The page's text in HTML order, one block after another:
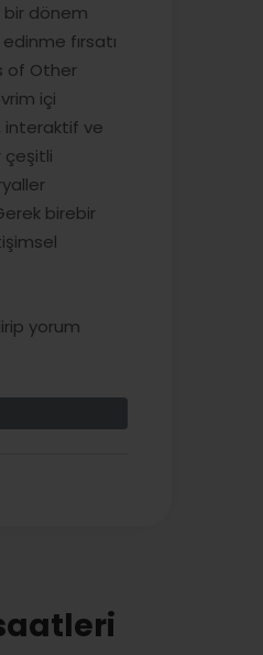
bir dönem
fırsatı
of Other
içi
interaktif ve
çeşitli
birebir
yorum